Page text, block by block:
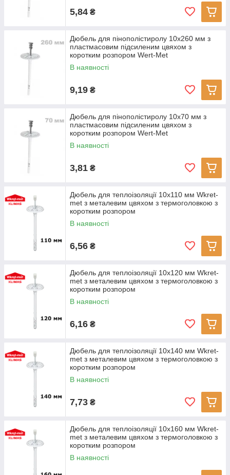
5,84 ₴
Дюбель для пінополістиролу 10x260 мм з
пластмасовим підсиленим цвяхом з
коротким розпором Wert-Met
В наявності
9,19 ₴
Дюбель для пінополістиролу 10x70 мм з
пластмасовим підсиленим цвяхом з
коротким розпором Wert-Met
В наявності
3,81 ₴
Дюбель для теплоізоляції 10х110 мм Wkret-
met з металевим цвяхом з термоголовкою з
коротким розпором
В наявності
6,56 ₴
Дюбель для теплоізоляції 10х120 мм Wkret-
met з металевим цвяхом з термоголовкою з
коротким розпором
В наявності
6,16 ₴
Дюбель для теплоізоляції 10х140 мм Wkret-
met з металевим цвяхом з термоголовкою з
коротким розпором
В наявності
7,73 ₴
Дюбель для теплоізоляції 10х160 мм Wkret-
met з металевим цвяхом з термоголовкою з
коротким розпором
В наявності